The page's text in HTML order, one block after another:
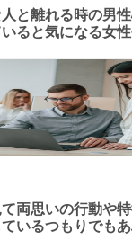
と離れる時の男
ると気になる女
動になってしま
きな女性がいた場
両思いの行動や
いるつもりでも